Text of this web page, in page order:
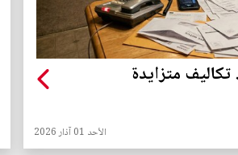
تكاليف متزايدة
الأحد 01 آذار 2026